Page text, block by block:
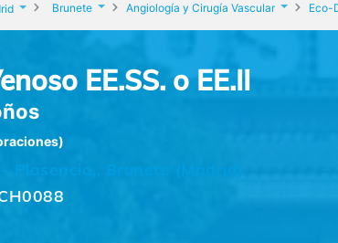
Brunete Angiología y Cirugía Vascular Eco-
EE.SS. o EE.II